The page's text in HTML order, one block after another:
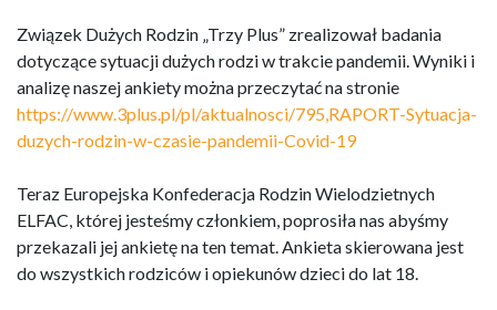
Związek Dużych Rodzin „Trzy Plus” zrealizował badania
dotyczące sytuacji dużych rodzi w trakcie pandemii. Wyniki i
analizę naszej ankiety można przeczytać na stronie
https://www.3plus.pl/pl/aktualnosci/795,RAPORT-Sytuacja-
duzych-rodzin-w-czasie-pandemii-Covid-19
Teraz Europejska Konfederacja Rodzin Wielodzietnych
ELFAC, której jesteśmy członkiem, poprosiła nas abyśmy
przekazali jej ankietę na ten temat. Ankieta skierowana jest
do wszystkich rodziców i opiekunów dzieci do lat 18.